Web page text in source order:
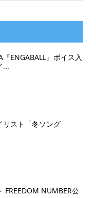
『ENGABALL』ボイス入
...
リスト「冬ソング
FREEDOM NUMBER公